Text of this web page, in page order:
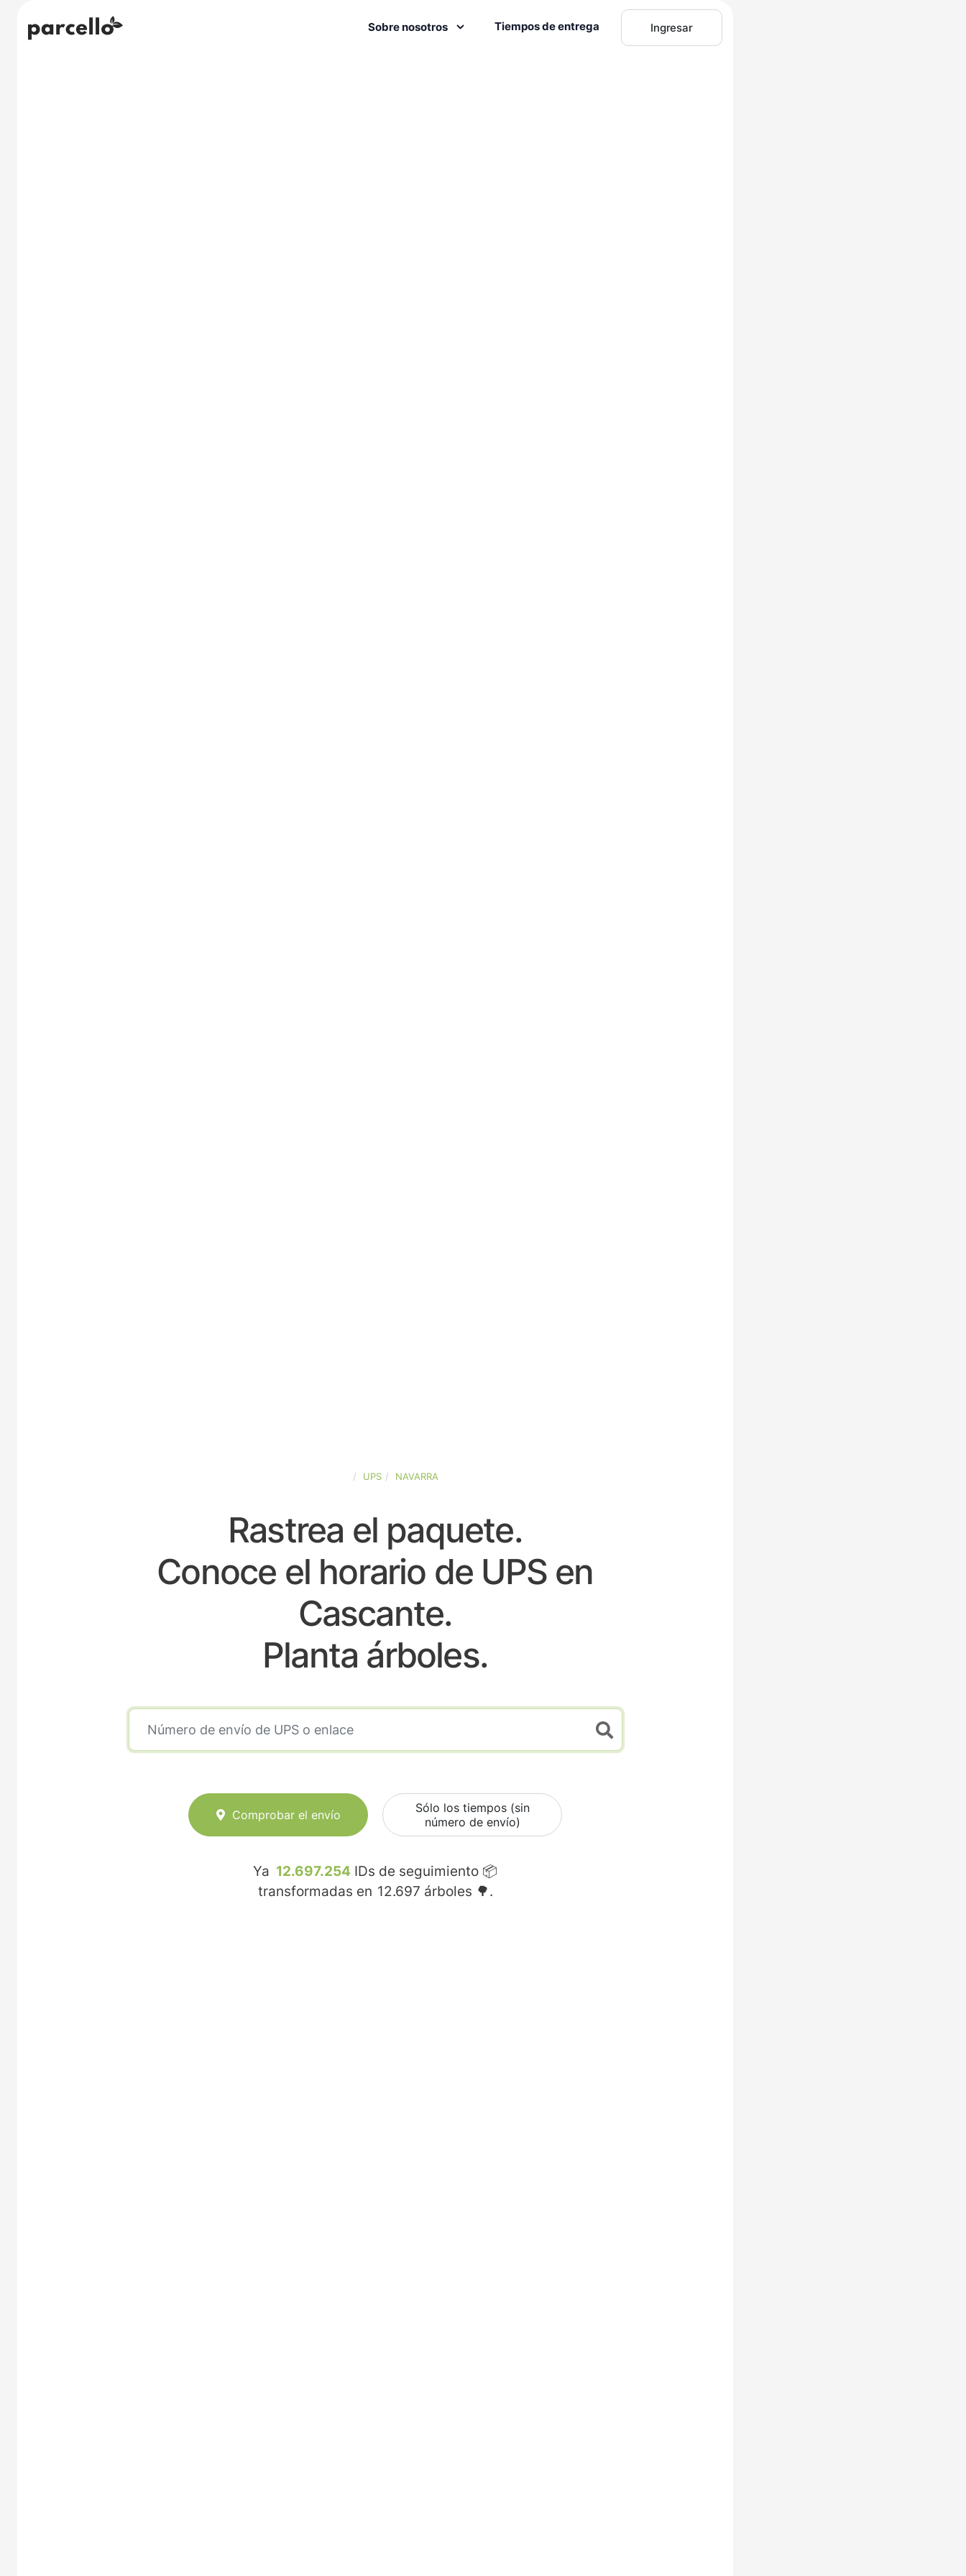
Sobre nosotros Tiempos de entrega Ingresar
UPS NAVARRA
Rastrea el paquete.
Conoce el horario de UPS en
Cascante.
Planta árboles.
Comprobar el envío
Sólo los tiempos (sin
número de envío)
Ya 12.697.254 IDs de seguimiento 📦
transformadas en 12.697 árboles 🌳.